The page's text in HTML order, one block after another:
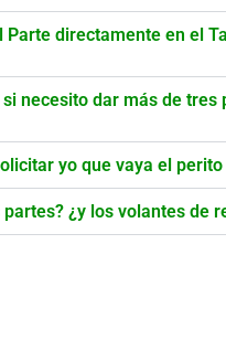
Parte directamente en el
necesito dar más de tres
yo que vaya el
partes? ¿y los volantes de